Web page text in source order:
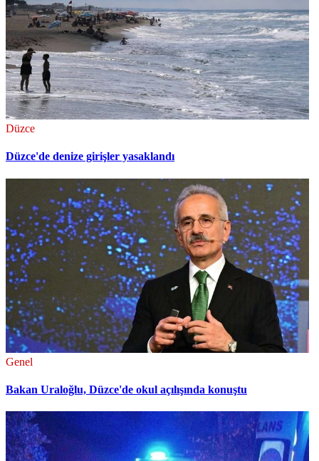
Düzce
Düzce'de denize girişler yasaklandı
Genel
Bakan Uraloğlu, Düzce'de okul açılışında konuştu